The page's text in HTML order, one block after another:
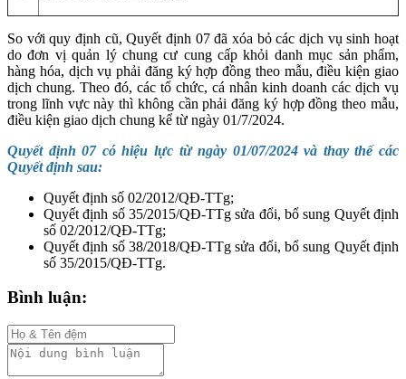
So với quy định cũ, Quyết định 07 đã xóa bỏ các dịch vụ sinh hoạt
do đơn vị quản lý chung cư cung cấp khỏi danh mục sản phẩm,
hàng hóa, dịch vụ phải đăng ký hợp đồng theo mẫu, điều kiện giao
dịch chung. Theo đó, các tổ chức, cá nhân kinh doanh các dịch vụ
trong lĩnh vực này thì không cần phải đăng ký hợp đồng theo mẫu,
điều kiện giao dịch chung kể từ ngày 01/7/2024.
Quyết định 07 có hiệu lực từ ngày 01/07/2024 và thay thế các
Quyết định sau:
Quyết định số 02/2012/QĐ-TTg;
Quyết định số 35/2015/QĐ-TTg sửa đổi, bổ sung Quyết định
số 02/2012/QĐ-TTg;
Quyết định số 38/2018/QĐ-TTg sửa đổi, bổ sung Quyết định
số 35/2015/QĐ-TTg.
Bình luận: